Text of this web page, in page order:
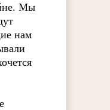
Мы
нам